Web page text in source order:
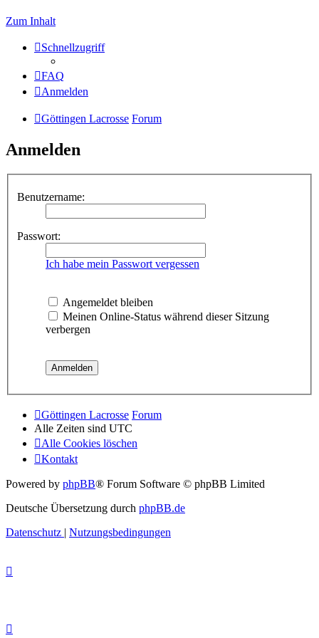
Zum Inhalt
Schnellzugriff
FAQ
Anmelden
Göttingen Lacrosse Forum
Anmelden
Benutzername:
Passwort:
Ich habe mein Passwort vergessen
Angemeldet bleiben
Meinen Online-Status während dieser Sitzung
verbergen
Göttingen Lacrosse Forum
Alle Zeiten sind UTC
Alle Cookies löschen
Kontakt
Powered by phpBB® Forum Software © phpBB Limited
Deutsche Übersetzung durch phpBB.de
Datenschutz | Nutzungsbedingungen